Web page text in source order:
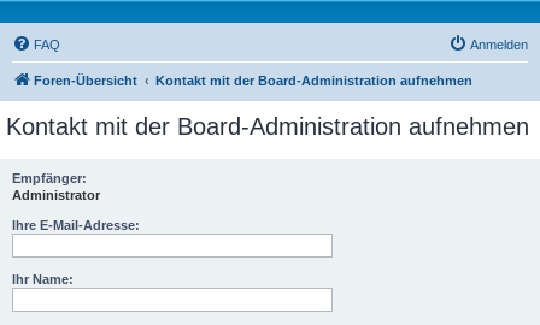
FAQ Anmelden
Foren-Übersicht Kontakt mit der Board-Administration aufnehmen
Kontakt mit der Board-Administration aufnehmen
Empfänger:
Administrator
Ihre E-Mail-Adresse:
Ihr Name: